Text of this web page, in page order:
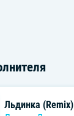
Льдинка (Remix)